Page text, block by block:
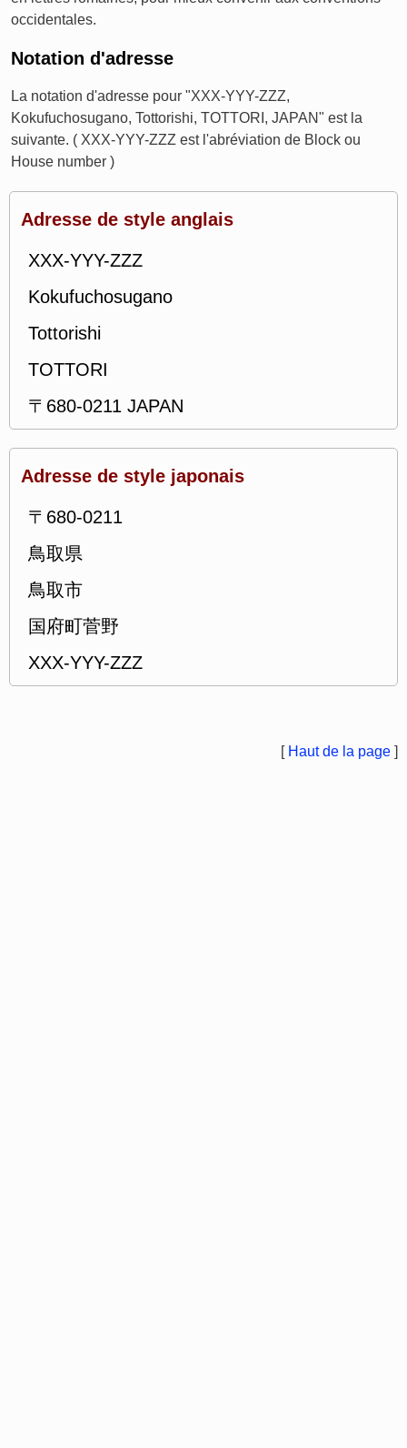
occidentales.
Notation d'adresse
La notation d'adresse pour "XXX-YYY-ZZZ,
Kokufuchosugano, Tottorishi, TOTTORI, JAPAN" est la
suivante. ( XXX-YYY-ZZZ est l'abréviation de Block ou
House number )
Adresse de style anglais
XXX-YYY-ZZZ
Kokufuchosugano
Tottorishi
TOTTORI
〒680-0211 JAPAN
Adresse de style japonais
〒680-0211
鳥取県
鳥取市
国府町菅野
XXX-YYY-ZZZ
[ Haut de la page ]